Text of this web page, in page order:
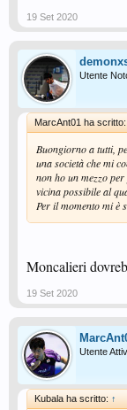
19 Set 2020
Utente
MarcAnt01 ha scritto:
Buongiorno a tutti,
una società che mi
non ho un mezzo
vicina possibile al
Per il momento mi è
Moncalieri
19 Set 2020
Utente
Kubala ha scritto: ↑